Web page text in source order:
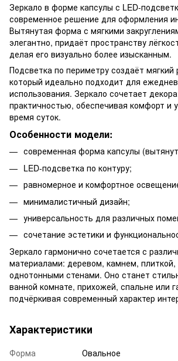
Зеркало в форме капсулы с LED-
современное решение для оформления
Вытянутая форма с мягкими
элегантно, придаёт пространству
делая его визуально более изысканным.
Подсветка по периметру создаёт мягкий
который идеально подходит для
использования. Зеркало сочетает
практичностью, обеспечивая комфорт и
время суток.
Особенности модели:
современная форма капсулы
LED-подсветка по контуру;
равномерное и комфортное
минималистичный дизайн;
универсальность для различных
сочетание эстетики и
Зеркало гармонично сочетается с
материалами: деревом, камнем,
однотонными стенами. Оно станет
ванной комнате, прихожей, спальне или
подчёркивая современный характер
Характеристики
Форма
Овальное